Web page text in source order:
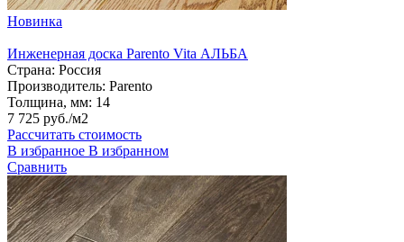
Новинка
Инженерная доска Parento Vita АЛЬБА
Страна: Россия
Производитель: Parento
Толщина, мм: 14
7 725 руб./м2
Рассчитать стоимость
В избранное В избранном
Сравнить